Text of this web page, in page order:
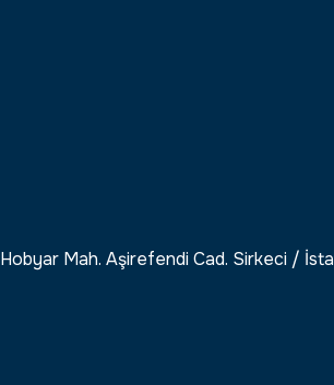
Hobyar Mah. Aşirefendi Cad. Sirkeci /